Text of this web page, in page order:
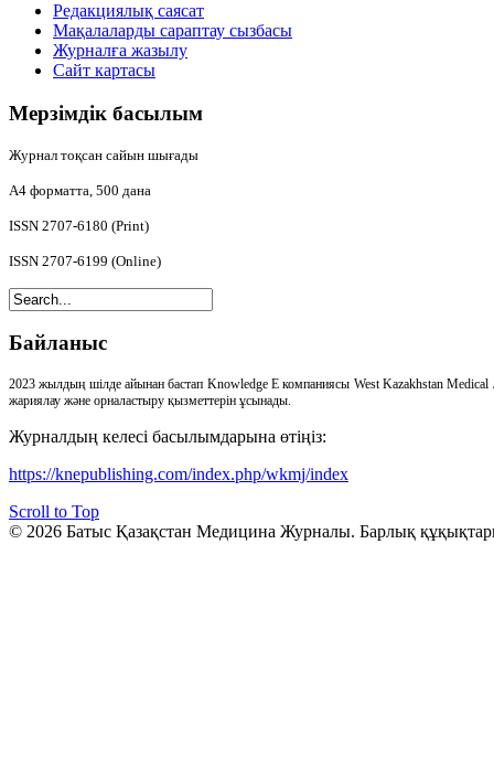
Редакциялық саясат
Мақалаларды сараптау сызбасы
Журналға жазылу
Сайт картасы
Мерзімдік басылым
Журнал тоқсан сайын шығады
А4 форматта, 500 дана
ISSN 2707-6180 (Print)
ISSN 2707-6199 (Online)
Байланыс
2023 жылдың шілде айынан бастап Knowledge E компаниясы West Kazakhstan
жариялау және орналастыру қызметтерін ұсынады.
Журналдың келесі басылымдарына өтіңіз:
https://knepublishing.com/index.php/wkmj/index
Scroll to Top
© 2026 Батыс Қазақстан Медицина Журналы. Барлық